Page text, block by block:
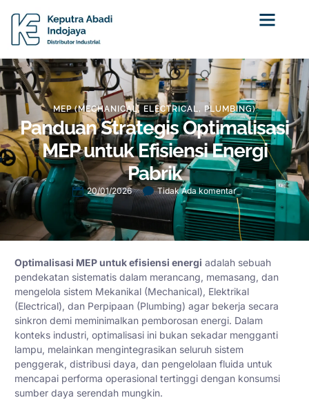
MEP (MECHANICAL, ELECTRICAL, PLUMBING)
Panduan Strategis Optimalisasi
MEP untuk Efisiensi Energi
Pabrik
20/01/2026 Tidak Ada komentar
Optimalisasi MEP untuk efisiensi energi adalah sebuah
pendekatan sistematis dalam merancang, memasang, dan
mengelola sistem Mekanikal (Mechanical), Elektrikal
(Electrical), dan Perpipaan (Plumbing) agar bekerja secara
sinkron demi meminimalkan pemborosan energi. Dalam
konteks industri, optimalisasi ini bukan sekadar mengganti
lampu, melainkan mengintegrasikan seluruh sistem
penggerak, distribusi daya, dan pengelolaan fluida untuk
mencapai performa operasional tertinggi dengan konsumsi
sumber daya serendah mungkin.